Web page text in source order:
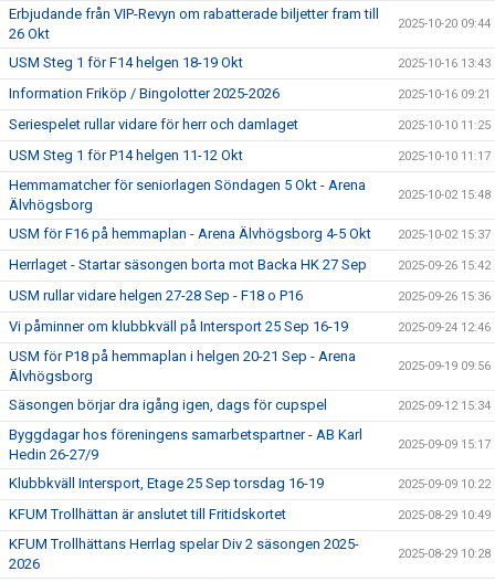
Erbjudande från VIP-Revyn om rabatterade biljetter fram till
26 Okt
2025-10-20 09:44
USM Steg 1 för F14 helgen 18-19 Okt 2025-10-16 13:43
Information Friköp / Bingolotter 2025-2026 2025-10-16 09:21
Seriespelet rullar vidare för herr och damlaget 2025-10-10 11:25
USM Steg 1 för P14 helgen 11-12 Okt 2025-10-10 11:17
Hemmamatcher för seniorlagen Söndagen 5 Okt - Arena
Älvhögsborg
2025-10-02 15:48
USM för F16 på hemmaplan - Arena Älvhögsborg 4-5 Okt 2025-10-02 15:37
Herrlaget - Startar säsongen borta mot Backa HK 27 Sep 2025-09-26 15:42
USM rullar vidare helgen 27-28 Sep - F18 o P16 2025-09-26 15:36
Vi påminner om klubbkväll på Intersport 25 Sep 16-19 2025-09-24 12:46
USM för P18 på hemmaplan i helgen 20-21 Sep - Arena
Älvhögsborg
2025-09-19 09:56
Säsongen börjar dra igång igen, dags för cupspel 2025-09-12 15:34
Byggdagar hos föreningens samarbetspartner - AB Karl
Hedin 26-27/9
2025-09-09 15:17
Klubbkväll Intersport, Etage 25 Sep torsdag 16-19 2025-09-09 10:22
KFUM Trollhättan är anslutet till Fritidskortet 2025-08-29 10:49
KFUM Trollhättans Herrlag spelar Div 2 säsongen 2025-
2026
2025-08-29 10:28